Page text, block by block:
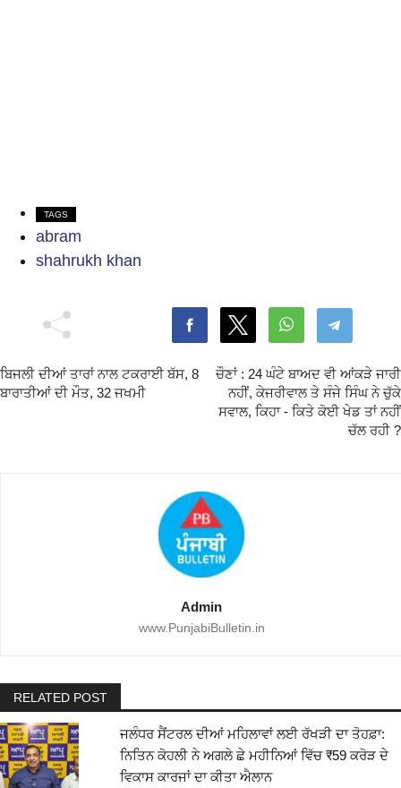
TAGS
abram
shahrukh khan
ਬਿਜਲੀ ਦੀਆਂ ਤਾਰਾਂ ਨਾਲ ਟਕਰਾਈ ਬੱਸ, 8
ਬਾਰਾਤੀਆਂ ਦੀ ਮੌਤ, 32 ਜਖਮੀ
ਚੌਣਾਂ : 24 ਘੰਟੇ ਬਾਅਦ ਵੀ ਆਂਕੜੇ ਜਾਰੀ
ਨਹੀਂ, ਕੇਜਰੀਵਾਲ ਤੇ ਸੰਜੇ ਸਿੰਘ ਨੇ ਚੁੱਕੇ
ਸਵਾਲ, ਕਿਹਾ - ਕਿਤੇ ਕੋਈ ਖੇਡ ਤਾਂ ਨਹੀਂ
ਚੱਲ ਰਹੀ ?
Admin
www.PunjabiBulletin.in
RELATED POST
ਜਲੰਧਰ ਸੈਂਟਰਲ ਦੀਆਂ ਮਹਿਲਾਵਾਂ ਲਈ ਰੱਖੜੀ ਦਾ ਤੋਹਫ਼ਾ:
ਨਿਤਿਨ ਕੋਹਲੀ ਨੇ ਅਗਲੇ ਛੇ ਮਹੀਨਿਆਂ ਵਿੱਚ ₹59 ਕਰੋੜ ਦੇ
ਵਿਕਾਸ ਕਾਰਜਾਂ ਦਾ ਕੀਤਾ ਐਲਾਨ